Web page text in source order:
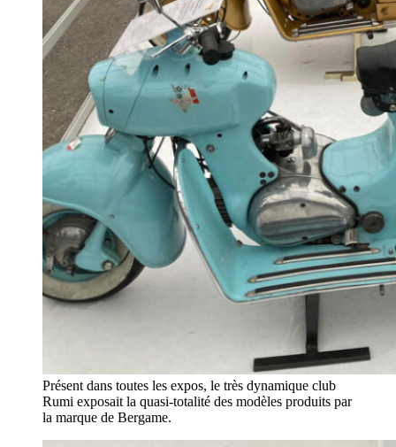
Présent dans toutes les expos, le très dynamique club
Rumi exposait la quasi-totalité des modèles produits par
la marque de Bergame.